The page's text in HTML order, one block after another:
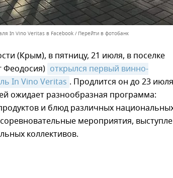
In Vino Veritas в Facebook Перейти в фотобанк
(Крым), в пятницу, 21 июля, в поселке
Феодосия) открылся первый винно-
In Vino Veritas . Продлится он до 23
ожидает разнообразная программа:
и блюд различных
мероприятия,
коллективов.